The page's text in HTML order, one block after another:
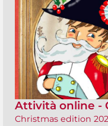
Attività online -
Christmas edition